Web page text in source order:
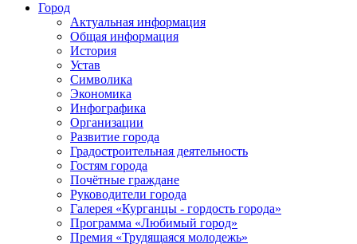
Город
Актуальная информация
Общая информация
История
Устав
Символика
Экономика
Инфографика
Организации
Развитие города
Градостроительная деятельность
Гостям города
Почётные граждане
Руководители города
Галерея «Курганцы - гордость города»
Программа «Любимый город»
Премия «Трудящаяся молодежь»